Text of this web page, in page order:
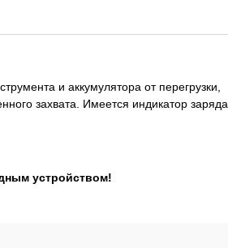
и аккумулятора от перегрузки,
захвата. Имеется индикатор заряда
устройством!